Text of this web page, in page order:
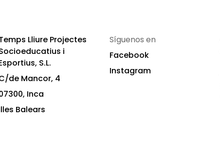
Lliure Projectes
i
S.L.
de Mancor, 4
Inca
Balears
Síguenos en
Facebook
Instagram